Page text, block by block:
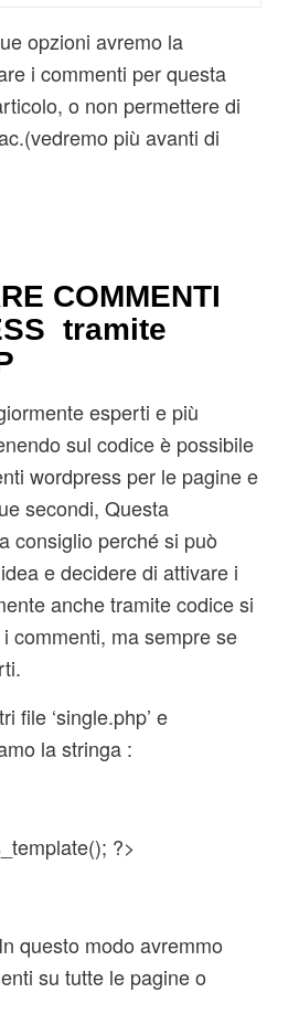
opzioni avremo la
i commenti per questa
o non permettere di
più avanti di
COMMENTI
tramite
esperti e più
sul codice è possibile
wordpress per le pagine e
secondi, Questa
consiglio perché si può
e decidere di attivare i
anche tramite codice si
commenti, ma sempre se
file ‘single.php’ e
la stringa :
?>
questo modo avremmo
su tutte le pagine o